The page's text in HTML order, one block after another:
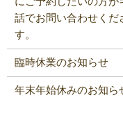
話でお問い合わせくだ
す。
臨時休業のお知らせ
年末年始休みのお知ら